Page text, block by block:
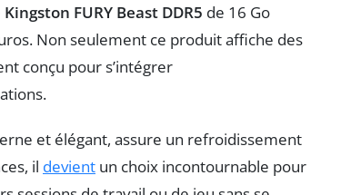
Kingston FURY Beast DDR5 de 16 Go
Non seulement ce produit affiche des
conçu pour s’intégrer
et élégant, assure un refroidissement
il devient un choix incontournable pour